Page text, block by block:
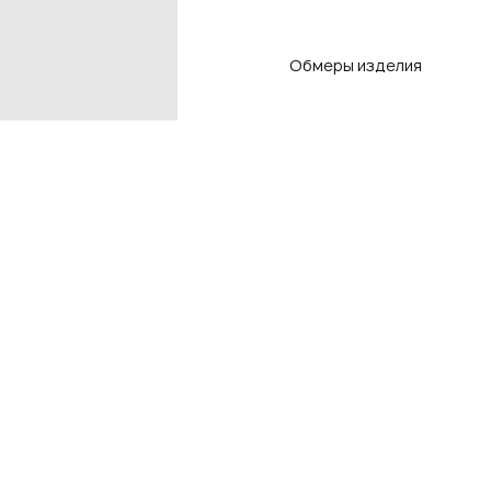
Обмеры изделия